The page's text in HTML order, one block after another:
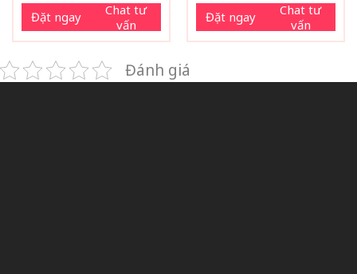
Đặt ngay
Chat tư
vấn
Đặt ngay
Chat tư
vấn
Đánh giá